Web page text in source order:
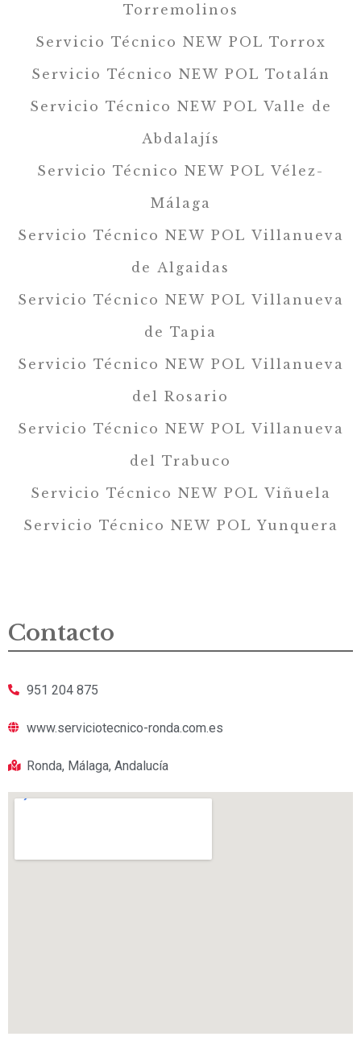
Torremolinos
Servicio Técnico NEW POL Torrox
Servicio Técnico NEW POL Totalán
Servicio Técnico NEW POL Valle de
Abdalajís
Servicio Técnico NEW POL Vélez-
Málaga
Servicio Técnico NEW POL Villanueva
de Algaidas
Servicio Técnico NEW POL Villanueva
de Tapia
Servicio Técnico NEW POL Villanueva
del Rosario
Servicio Técnico NEW POL Villanueva
del Trabuco
Servicio Técnico NEW POL Viñuela
Servicio Técnico NEW POL Yunquera
Contacto
951 204 875
www.serviciotecnico-ronda.com.es
Ronda, Málaga, Andalucía